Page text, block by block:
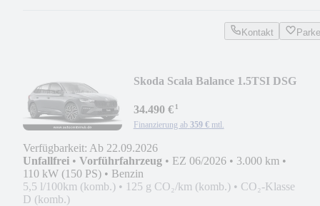
Kontakt
Skoda Scala Balance 1.5TSI DSG
34.490 €¹
Finanzierung ab 359 € mtl.
Verfügbarkeit: Ab 22.09.2026
Unfallfrei • Vorführfahrzeug • EZ 06/2026 • 3.000 km •
110 kW (150 PS) • Benzin
5,5 l/100km (komb.) • 125 g CO₂/km (komb.) • CO₂-Klasse
D (komb.)